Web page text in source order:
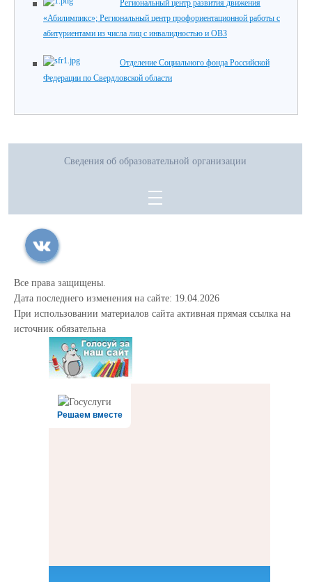
Региональный центр развития движения
«Абилимпикс»; Региональный центр профориентационной работы с
абитуриентами из числа лиц с инвалидностью и ОВЗ
Отделение Социального фонда Российской
Федерации по Свердловской области
Сведения об образовательной организации
Все права защищены.
Дата последнего изменения на сайте: 19.04.2026
При использовании материалов сайта активная прямая ссылка на
источник обязательна
Решаем вместе